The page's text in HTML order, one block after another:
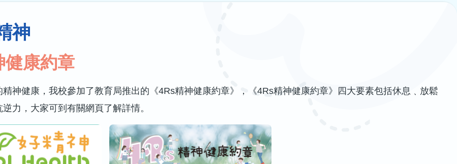
神
健康約章
精神健康，我校參加了教育局推出的《4Rs精神健康約章》，《4Rs精神健康約章》四大要素包括休息﹑放鬆
逆力，大家可到有關網頁了解詳情。